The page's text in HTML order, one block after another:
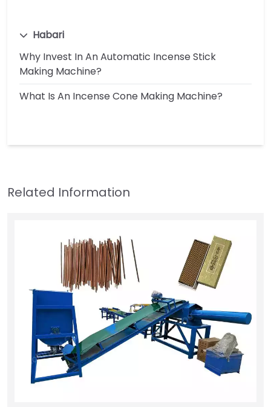
Habari
Why Invest In An Automatic Incense Stick
Making Machine?
What Is An Incense Cone Making Machine?